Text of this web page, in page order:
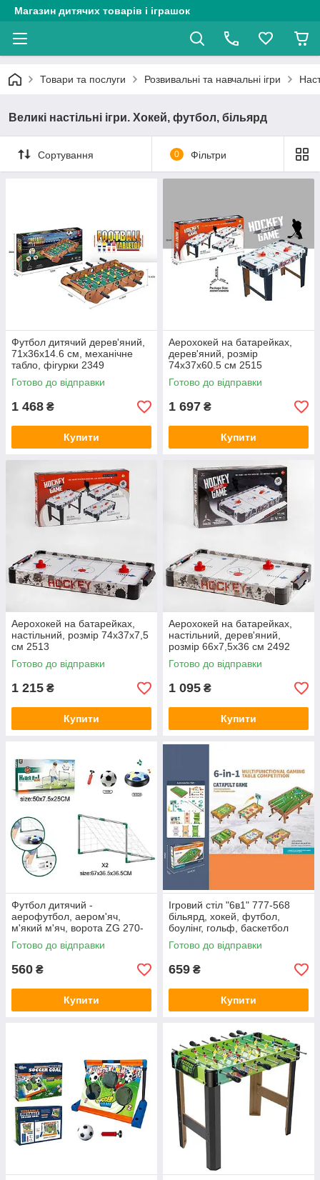
Магазин дитячих товарів і іграшок
Товари та послуги Розвивальні та навчальні ігри
Великі настільні ігри. Хокей, футбол, більярд
Сортування 0 Фільтри
Футбол дитячий дерев'яний,
71х36х14.6 см, механічне
табло, фігурки 2349
Готово до відправки
1 468 ₴
Купити
Аерохокей на батарейках,
дерев'яний, розмір
74х37х60.5 см 2515
Готово до відправки
1 697 ₴
Купити
Аерохокей на батарейках,
настільний, розмір 74х37х7,5
см 2513
Готово до відправки
1 215 ₴
Купити
Аерохокей на батарейках,
настільний, дерев'яний,
розмір 66х7,5х36 см 2492
Готово до відправки
1 095 ₴
Купити
Футбол дитячий -
аерофутбол, аером'яч,
м'який м'яч, ворота ZG 270-
277
Готово до відправки
560 ₴
Купити
Ігровий стіл "6в1" 777-568
більярд, хокей, футбол,
боулінг, гольф, баскетбол
Готово до відправки
659 ₴
Купити